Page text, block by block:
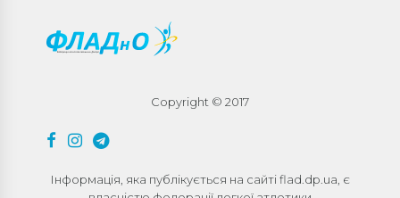
Copyright © 2017
Інформація, яка публікується на сайті flad.dp.ua, є